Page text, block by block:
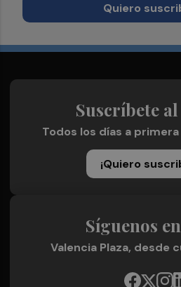
Quiero
Suscríbete
Todos los días a
¡Quiero
Síguenos
Valencia Plaza, desde